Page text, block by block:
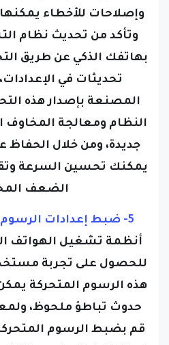
وإصلاحات للأخطاء
وتأكد من تحديث نظام
بهاتفك الذكي عن طريق
تحديثات في
المصنعة بإصدار هذه
النظام ومعالجة المخاوف
جديدة، ومن خلال الحفاظ
يمكنك تحسين السرعة
الضعف
5- ضبط إعدادات الرسوم المتحركة:
أنظمة تشغيل الهواتف
للحصول على تجربة
هذه الرسوم المتحركة
حدوث تباطؤ ملحوظ،
قم بضبط الرسوم